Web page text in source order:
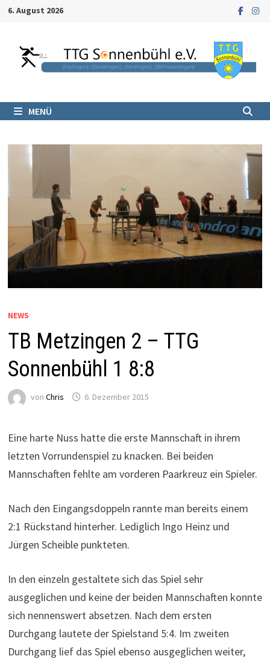
Zum6. August 2026
MENÜ
NEWS
TB Metzingen 2 – TTG
Sonnenbühl 1 8:8
von Chris 6. Dezember 2015
Eine harte Nuss hatte die erste Mannschaft in ihrem
letzten Vorrundenspiel zu knacken. Bei beiden
Mannschaften fehlte am vorderen Paarkreuz ein Spieler.
Nach den Eingangsdoppeln rannte man bereits einem
2:1 Rückstand hinterher. Lediglich Ingo Heinz und
Jürgen Scheible punkteten.
In den einzeln gestaltete sich das Spiel sehr
ausgeglichen und keine der beiden Mannschaften konnte
sich nennenswert absetzen. Nach dem ersten
Durchgang lautete der Spielstand 5:4. Im zweiten
Durchgang lief das Spiel ebenso ausgeglichen weiter,